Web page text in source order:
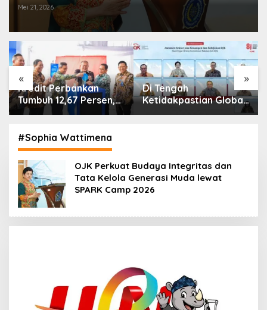
2026
Mei 21, 2026
« »
Di Tengah
Ketidakpastian Global,
OJK Pastikan
Keuangan Tetap
Terjaga
IHSG Menguat, Jumlah
Investor Pasar Modal
Tembus 30 Juta per
#Sophia Wattimena
OJK Perkuat Budaya Integritas dan
Tata Kelola Generasi Muda lewat
SPARK Camp 2026